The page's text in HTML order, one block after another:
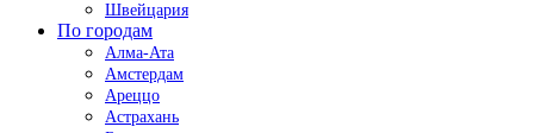
Швейцария
По городам
Алма-Ата
Амстердам
Ареццо
Астрахань